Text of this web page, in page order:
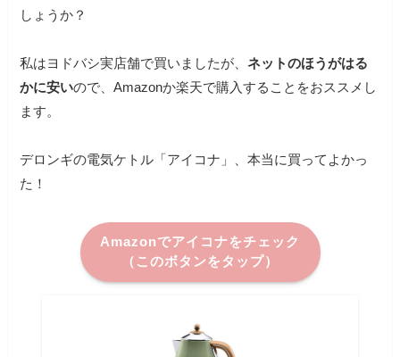
しょうか？
私はヨドバシ実店舗で買いましたが、ネットのほうがはる
かに安いので、Amazonか楽天で購入することをおススメし
ます。
デロンギの電気ケトル「アイコナ」、本当に買ってよかっ
た！
Amazonでアイコナをチェック
（このボタンをタップ）